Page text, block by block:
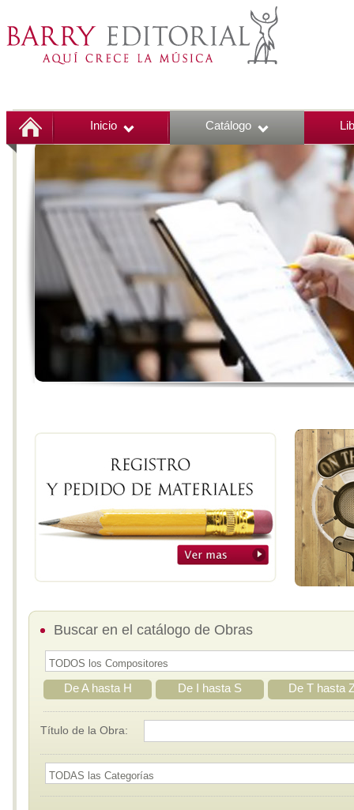
Inicio Catálogo
Buscar en el catálogo de Obras
De A hasta H De I hasta S De T hasta
Título de la Obra: